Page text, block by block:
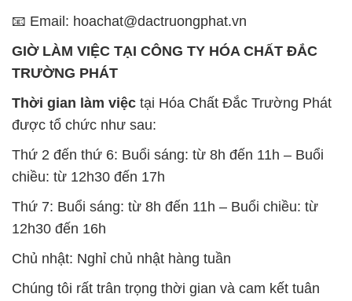
📧 Email: hoachat@dactruongphat.vn
GIỜ LÀM VIỆC TẠI CÔNG TY HÓA CHẤT ĐẮC
TRƯỜNG PHÁT
Thời gian làm việc tại Hóa Chất Đắc Trường Phát
được tổ chức như sau:
Thứ 2 đến thứ 6: Buổi sáng: từ 8h đến 11h – Buổi
chiều: từ 12h30 đến 17h
Thứ 7: Buổi sáng: từ 8h đến 11h – Buổi chiều: từ
12h30 đến 16h
Chủ nhật: Nghỉ chủ nhật hàng tuần
Chúng tôi rất trân trọng thời gian và cam kết tuân